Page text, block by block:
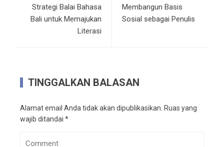
Strategi Balai Bahasa
Bali untuk Memajukan
Literasi
Membangun Basis
Sosial sebagai Penulis
TINGGALKAN BALASAN
Alamat email Anda tidak akan dipublikasikan. Ruas yang
wajib ditandai *